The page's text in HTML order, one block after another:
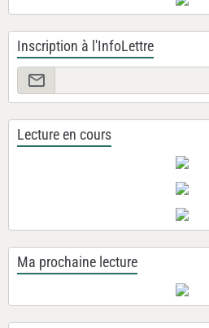
Inscription à l'InfoLettre
Lecture en cours
Ma prochaine lecture